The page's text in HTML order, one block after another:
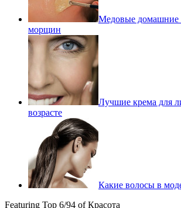
Медовые домашние
морщин
Лучшие крема для
возрасте
Какие волосы в
Featuring Top 6/94 of Красота